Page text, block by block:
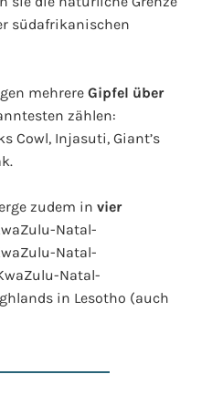
südafrikanischen
mehrere Gipfel über
zählen:
Cowl, Injasuti, Giant’s
zudem in vier
Natal-
Natal-
Natal-
in Lesotho (auch